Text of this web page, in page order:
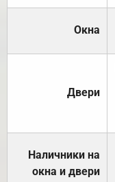
Окна
Двери
Наличники на
окна и двери